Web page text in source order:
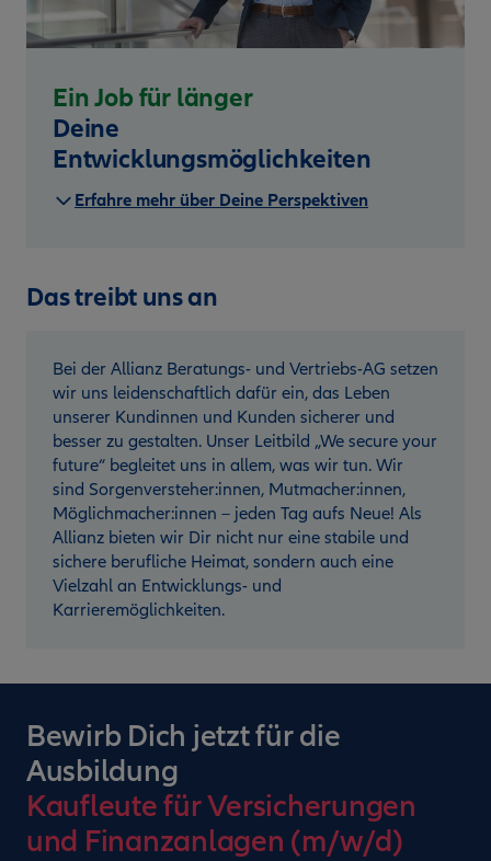
Ein Job für länger
Deine
Entwicklungsmöglichkeiten
Erfahre mehr über Deine Perspektiven
Das treibt uns an
Bei der Allianz Beratungs- und Vertriebs-AG setzen
wir uns leidenschaftlich dafür ein, das Leben
unserer Kundinnen und Kunden sicherer und
besser zu gestalten. Unser Leitbild „We secure your
future“ begleitet uns in allem, was wir tun. Wir
sind Sorgenversteher:innen, Mutmacher:innen,
Möglichmacher:innen – jeden Tag aufs Neue! Als
Allianz bieten wir Dir nicht nur eine stabile und
sichere berufliche Heimat, sondern auch eine
Vielzahl an Entwicklungs- und
Karrieremöglichkeiten.
Bewirb Dich jetzt für die
Ausbildung
Kaufleute für Versicherungen
und Finanzanlagen (m/w/d)